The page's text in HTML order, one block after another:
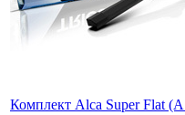
Комплект Alca Super Flat